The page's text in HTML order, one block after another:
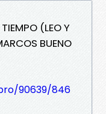
(LEO Y
BUENO
90639/846